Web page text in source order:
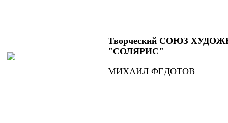
Творческий СОЮЗ
"СОЛЯРИС"
МИХАИЛ ФЕДОТОВ